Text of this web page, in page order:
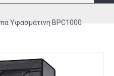
Υφασμάτινη BPC1000